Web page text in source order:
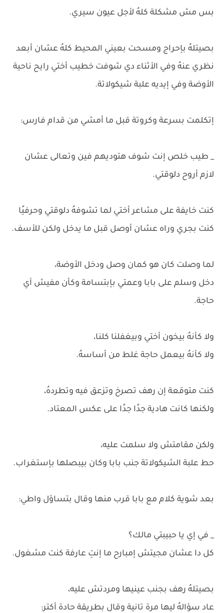
بس مش مشكلة كلهُ لأجل عيون سيري.
بصيتلهُ بإحراج ومسحت بعيني المحيط كلهُ عشان أبعد
نظري عنهُ وفي الأثناء دي شوفت خطيب أختي رايح ناحية
الأوضة وفي إيديه علبة شيكولاتة.
إتكلمت بسرعة وكروتة قبل ما أمشي من قدام فارس:
_ طيب خلص إنت شوف هتوديهم فين وتعالى عشان
لازم أروح دلوقتي.
كنت خايفة على مشاعر أختي لما تشوفهُ دلوقتي وحرفيًا
كنت بجري وراه عشان أوصل قبل ما يدخل ولكن للأسف.
لما وصلت كان هو كمان وصل ودخل الأوضة،
دخل وسلم على بابا وعمتي بإبتسامة وكأن مفيش آي
حاجة.
ولا كأنهُ بيخون أختي وبيغفلنا كلنا،
ولا كأنهُ بيعمل حاجة غلط من أساسهُ.
كنت متوقعة إن رهف تصرخ وتزعق فيه وتطردهُ،
ولكنها كانت هادية جدًا جدًا على عكس المعتاد.
ولكن مقامتش ولا سلمت عليه،
حط علبة الشيكولاتة جنب بابا وكان بيبصلها بإستغراب.
بعد شوية كلام مع بابا قرب منها وقال بتساؤل واطي:
_ في إي يا حبيبتي مالك؟
كل دا عشان مجيتش إمبارح ما إنتِ عارفة كنت مشغول.
بصيتلهُ رهف بجنب عينيها ومردتش عليه،
عاد سؤالهُ ليها مرة تانية وقال بطريقة حادة أكتر: